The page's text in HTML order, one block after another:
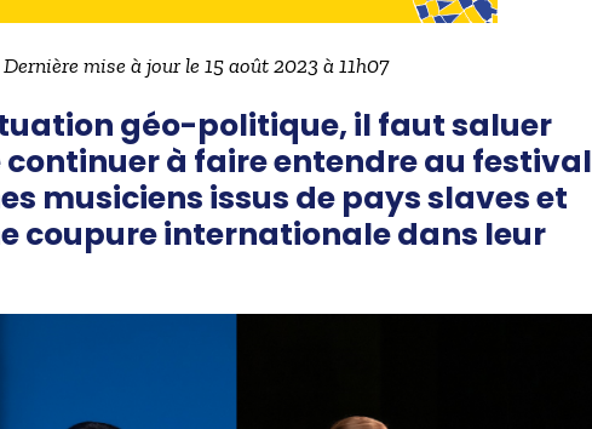
mise à jour le 15 août 2023 à 11h07
géo-politique, il faut saluer
à faire entendre au festival
musiciens issus de pays slaves et
coupure internationale dans leur